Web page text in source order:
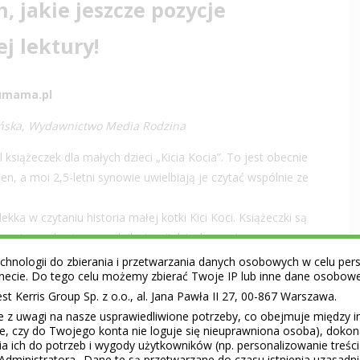
jakie jeszcze pozycje
lektury!
Wydawnictwo Media Rodzina
dla małych dzieci „Kicia Kocia”. To jest obecnie
a moi 2,5-letni synowie uwielbiają je czytać wspólnie ze
w czytaniu historia małej kotki Kici Koci. Książeczki są
więc na bazie samych ilustracji dziecko może nam-
swoimi słowami.
najbardziej to odniesienie przygód Kici Koci do
Kicia Kocia też była chora, więc czytaliśmy cały
zdrowia. Gdy przyszedł czas powrotu do
rano Kicia Kocia idzie z uśmiechem do przedszkola i co ją
do zbierania i przetwarzania danych osobowych w celu
Do tego celu możemy zbierać Twoje IP lub inne dane
Group Sp. z o.o., al. Jana Pawła II 27, 00-867 Warszawa.
z uwagi na nasze usprawiedliwione potrzeby, co obejmuje między
czy do Twojego konta nie loguje się nieuprawniona osoba),
ich do potrzeb i wygody użytkowników (np. personalizowanie